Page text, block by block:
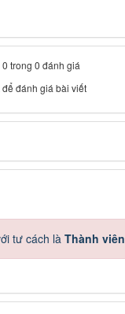
trong 0 đánh giá
đánh giá bài viết
tư cách là Thành